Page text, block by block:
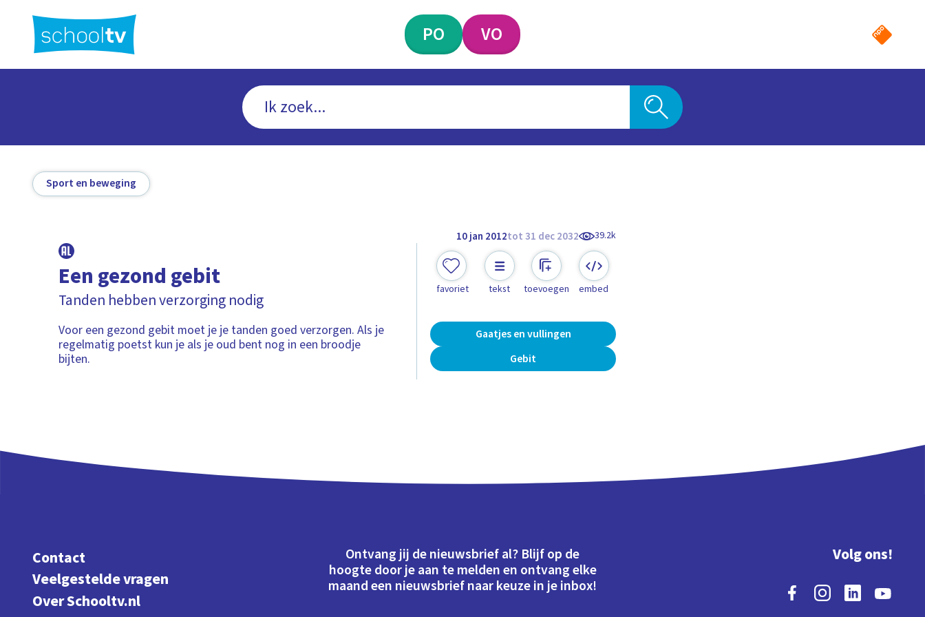
hoofdinhoud
PO VO
Sport en beweging
10 jan 2012tot 31 dec 2032 39.2k
Een gezond gebit
Tanden hebben verzorging nodig
Voor een gezond gebit moet je je tanden goed verzorgen. Als je
regelmatig poetst kun je als je oud bent nog in een broodje
bijten.
favoriet tekst toevoegen embed
Gaatjes en vullingen
Gebit
Contact
Veelgestelde vragen
Over Schooltv.nl
Ontvang jij de nieuwsbrief al? Blijf op de
hoogte door je aan te melden en ontvang elke
maand een nieuwsbrief naar keuze in je inbox!
Volg ons!